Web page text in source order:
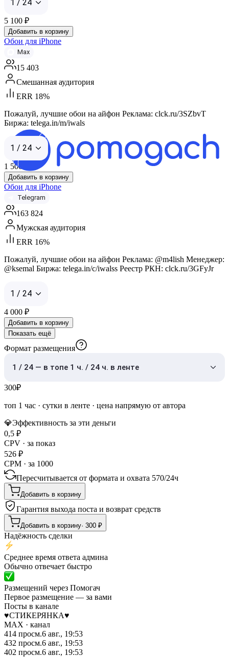
1 / 24
5 100 ₽
Добавить в корзину
Обои для iPhone
Max
15 403
Смешанная аудитория
ERR 18%
Пожалуй, лучшие обои на айфон Реклама: clck.ru/3SZbvT
Биржа: telega.in/m/iwals
1 / 24
1 500
Добавить в корзину
Обои для iPhone
Telegram
163 824
Мужская аудитория
ERR 16%
Пожалуй, лучшие обои на айфон Реклама: @m4lish Менеджер:
@ksemal Биржа: telega.in/c/iwalss Реестр РКН: clck.ru/3GFyJr
1 / 24
4 000 ₽
Добавить в корзину
Показать ещё
Формат размещения
1 / 24 — в топе 1 ч. / 24 ч. в ленте
300₽
топ 1 час · сутки в ленте · цена напрямую от автора
💎Эффективность за эти деньги
0,5 ₽
CPV · за показ
526 ₽
CPM · за 1000
Пересчитывается от формата и охвата 570/24ч
Добавить в корзину
Гарантия выхода поста и возврат средств
Добавить в корзину· 300 ₽
Надёжность сделки
Среднее время ответа админа
Обычно отвечает быстро
Размещений через Помогач
Первое размещение — за вами
Посты в канале
♥️СТИКЕРЯНКА♥️
MAX · канал
414 просм.6 авг., 19:53
432 просм.6 авг., 19:53
402 просм.6 авг., 19:53